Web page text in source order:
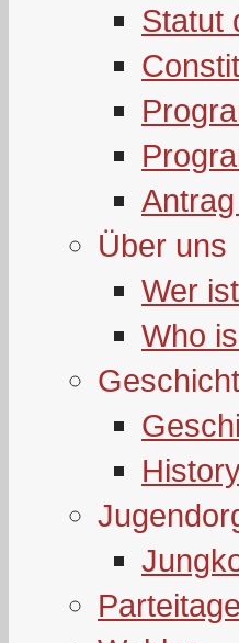
Statut
Über uns
Wer
Who
Parteitage